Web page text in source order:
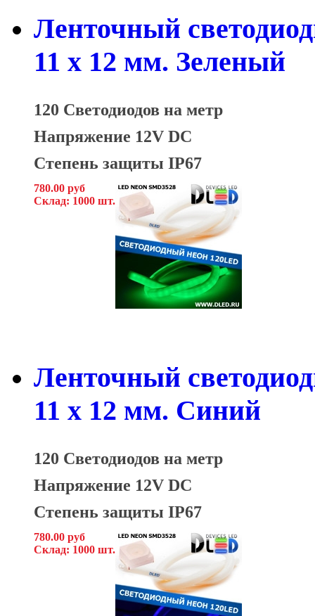
Ленточный
11 x 12 мм. Зеленый
120 Светодиодов на метр
Напряжение 12V DC
Степень защиты IP67
780.00 руб
Склад: 1000 шт.
Ленточный
11 x 12 мм. Синий
120 Светодиодов на метр
Напряжение 12V DC
Степень защиты IP67
780.00 руб
Склад: 1000 шт.